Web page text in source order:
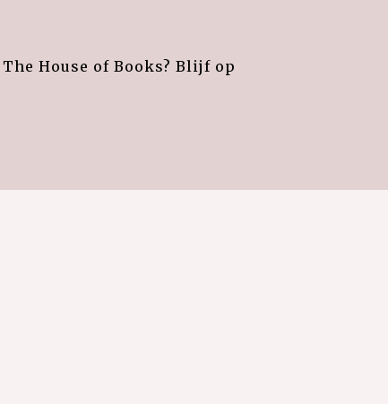
House of Books? Blijf op